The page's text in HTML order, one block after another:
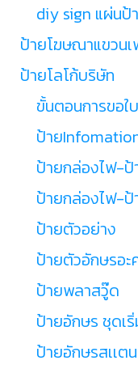
diy sign แผ่นป้
ป้ายโฆษณาแขวน
ป้ายโลโก้บริษัท
ขั้นตอนการขอใ
ป้าย
ป้ายกล่องไฟ-
ป้ายกล่องไฟ-
ป้ายตัวอย่าง
ป้ายตัวอักษรอะ
ป้ายพลาสวู๊ด
ป้ายอักษร ชุดเ
ป้ายอักษรสเเต